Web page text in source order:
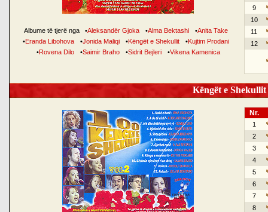
Albume të tjerë nga •Aleksandër Gjoka •Alma Bektashi •Anita Take
•Eranda Libohova •Jonida Maliqi •Këngët e Shekullit •Kujtim Prodani
•Rovena Dilo •Saimir Braho •Sidrit Bejleri •Vikena Kamenica
9
10
11
12
Këngët e
Nr.
1
2
3
4
5
6
7
8